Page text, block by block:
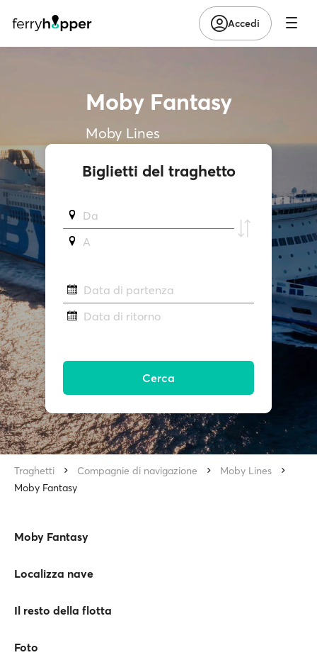
Accedi
Moby Fantasy
Moby Lines
Biglietti del traghetto
Da
A
Data di partenza
Data di ritorno
Cerca
Traghetti Compagnie di navigazione
Moby Lines
Moby Fantasy
Moby Fantasy
Localizza nave
Il resto della flotta
Foto